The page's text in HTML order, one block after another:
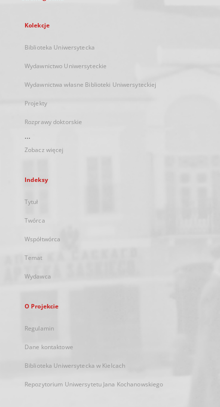
Kolekcje
Biblioteka Uniwersytecka
Wydawnictwo Uniwersyteckie
Wydawnictwa własne Biblioteki Uniwersyteckiej
Projekty
Rozprawy doktorskie
...
Zobacz więcej
Indeksy
Tytuł
Twórca
Współtwórca
Temat
Wydawca
O Projekcie
Regulamin
Dane kontaktowe
Biblioteka Uniwersytecka w Kielcach
Repozytorium Uniwersytetu Jana Kochanowskiego